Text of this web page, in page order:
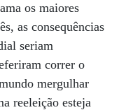
os maiores
as consequências
seriam
correr o
mergulhar
reeleição esteja